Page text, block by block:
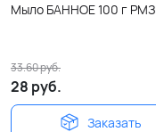
Мыло БАННОЕ 100 г РМЗ
28 руб.
33.60руб.
Заказать